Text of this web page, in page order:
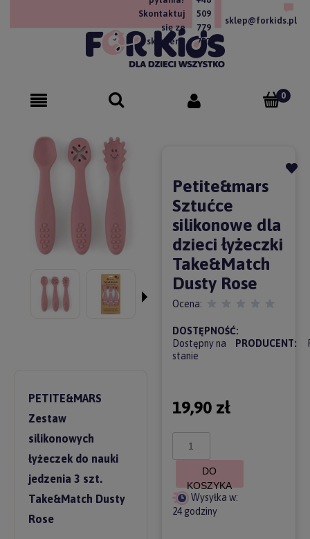
Skontaktuj
się ze
sklepem!
509
779
757
sklep@forkids.pl
PETITE&MARS
Zestaw
silikonowych
łyżeczek do nauki
jedzenia 3 szt.
Take&Match Dusty
Rose
Petite&mars
Sztućce
silikonowe dla
dzieci łyżeczki
Take&Match
Dusty Rose
Ocena:
DOSTĘPNOŚĆ:
Dostępny na
stanie
PRODUCENT:
19,90 zł
DO
KOSZYKA
Wysyłka w:
24 godziny